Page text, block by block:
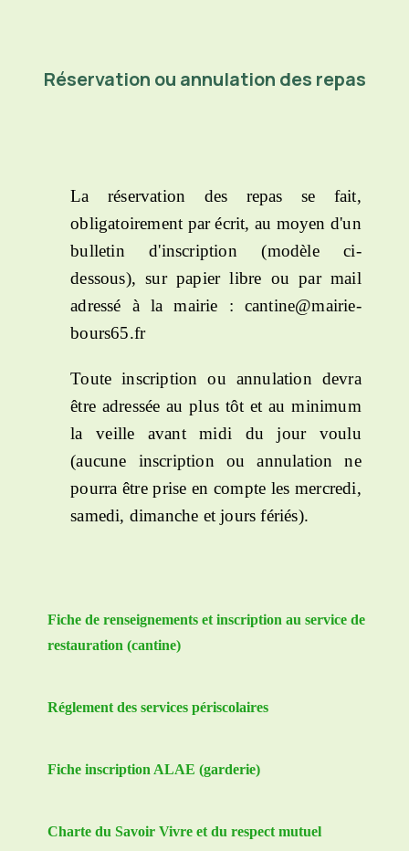
Réservation ou annulation des repas
La réservation des repas se fait,
obligatoirement par écrit, au moyen d'un
bulletin d'inscription (modèle ci-
dessous), sur papier libre ou par mail
adressé à la mairie : cantine@mairie-
bours65.fr
Toute inscription ou annulation devra
être adressée au plus tôt et au minimum
la veille avant midi du jour voulu
(aucune inscription ou annulation ne
pourra être prise en compte les mercredi,
samedi, dimanche et jours fériés).
Fiche de renseignements et inscription au service de
restauration (cantine)
Réglement des services périscolaires
Fiche inscription ALAE (garderie)
Charte du Savoir Vivre et du respect mutuel